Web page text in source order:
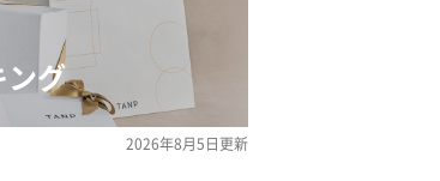
グ
2026年8月5日更新